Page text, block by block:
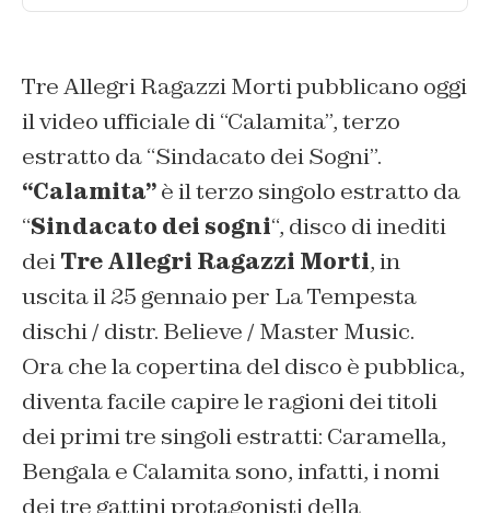
Tre Allegri Ragazzi Morti pubblicano oggi
il video ufficiale di “Calamita”, terzo
estratto da “Sindacato dei Sogni”.
“Calamita”è il terzo singolo estratto da
“Sindacato dei sogni“, disco di inediti
deiTre Allegri Ragazzi Morti, in
uscita il 25 gennaio per La Tempesta
dischi / distr. Believe / Master Music.
Ora che la copertina del disco è pubblica,
diventa facile capire le ragioni dei titoli
dei primi tre singoli estratti: Caramella,
Bengalae Calamitasono, infatti, i nomi
dei tre gattini protagonisti della